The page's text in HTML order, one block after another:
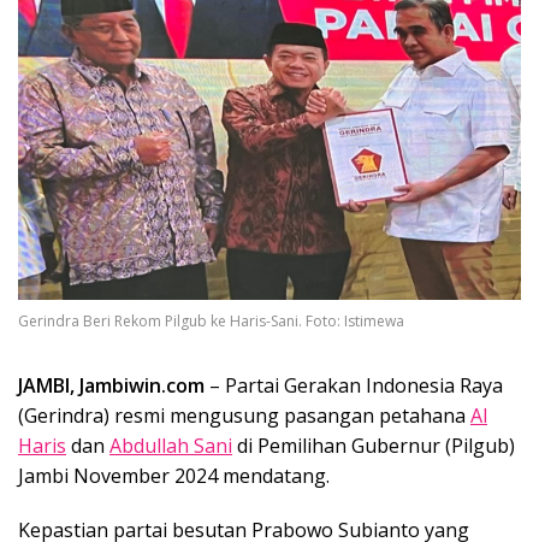
Gerindra Beri Rekom Pilgub ke Haris-Sani. Foto: Istimewa
JAMBI, Jambiwin.com – Partai Gerakan Indonesia Raya
(Gerindra) resmi mengusung pasangan petahana Al
Haris dan Abdullah Sani di Pemilihan Gubernur (Pilgub)
Jambi November 2024 mendatang.
Kepastian partai besutan Prabowo Subianto yang